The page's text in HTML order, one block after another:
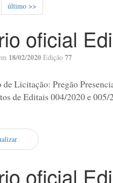
último >>
oficial
18/02/2020 Edição 77
Licitação: Pregão
de Editais 004/2020 e 005/
oficial